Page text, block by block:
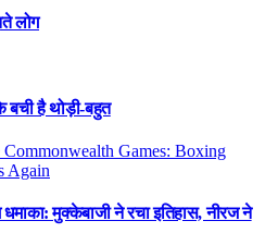
लोग
बची है थोड़ी-बहुत
मुक्केबाजी ने रचा इतिहास, नीरज ने